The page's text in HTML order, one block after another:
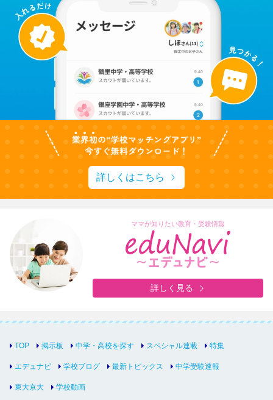
詳しくはこちら
ママが知りたい教育・受験情報
詳しく見る
TOP 掲示板 中学・高校を探す スペシャル連載 特集
エデュナビ 学校ブログ 最新トピックス 中学受験速報
東大京大 学校動画